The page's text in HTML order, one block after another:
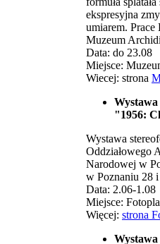
ekspresyjna
umiarem.
Muzeum
Data: do 23.08
Miejsce:
Wiecej: strona
"1956:
Wystawa
Oddziałowego
Narodowej w
w Poznaniu 28
Data: 2.06-1.08
Miejsce:
Więcej: strona
Wystawa